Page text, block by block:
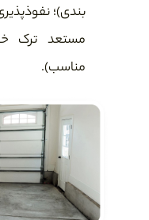
بندی)؛
مستعد ترک
مناسب).